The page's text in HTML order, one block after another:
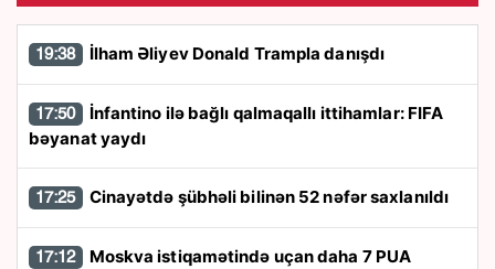
19:38 İlham Əliyev Donald Trampla danışdı
17:50
bəyanat yaydı
17:25 Cinayətdə şübhəli bilinən 52 nəfər saxlanıldı
17:12